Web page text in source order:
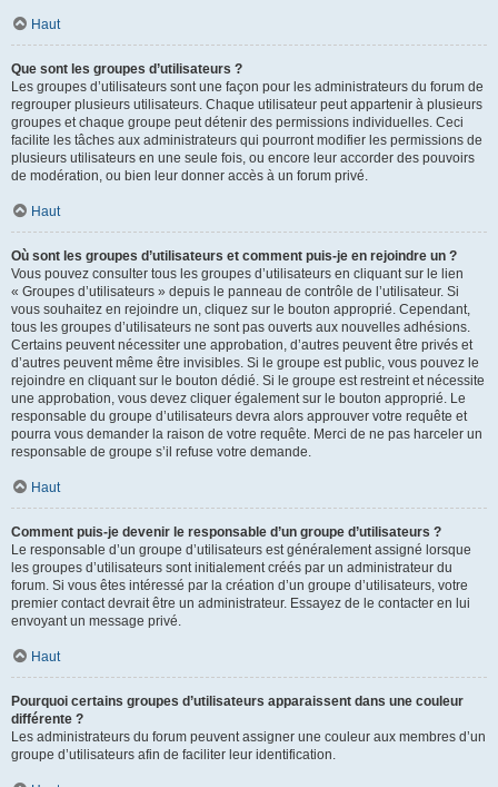
Haut
Que sont les groupes d’utilisateurs ?
Les groupes d’utilisateurs sont une façon pour les administrateurs du forum de
regrouper plusieurs utilisateurs. Chaque utilisateur peut appartenir à plusieurs
groupes et chaque groupe peut détenir des permissions individuelles. Ceci
facilite les tâches aux administrateurs qui pourront modifier les permissions de
plusieurs utilisateurs en une seule fois, ou encore leur accorder des pouvoirs
de modération, ou bien leur donner accès à un forum privé.
Haut
Où sont les groupes d’utilisateurs et comment puis-je en rejoindre un ?
Vous pouvez consulter tous les groupes d’utilisateurs en cliquant sur le lien
« Groupes d’utilisateurs » depuis le panneau de contrôle de l’utilisateur. Si
vous souhaitez en rejoindre un, cliquez sur le bouton approprié. Cependant,
tous les groupes d’utilisateurs ne sont pas ouverts aux nouvelles adhésions.
Certains peuvent nécessiter une approbation, d’autres peuvent être privés et
d’autres peuvent même être invisibles. Si le groupe est public, vous pouvez le
rejoindre en cliquant sur le bouton dédié. Si le groupe est restreint et nécessite
une approbation, vous devez cliquer également sur le bouton approprié. Le
responsable du groupe d’utilisateurs devra alors approuver votre requête et
pourra vous demander la raison de votre requête. Merci de ne pas harceler un
responsable de groupe s’il refuse votre demande.
Haut
Comment puis-je devenir le responsable d’un groupe d’utilisateurs ?
Le responsable d’un groupe d’utilisateurs est généralement assigné lorsque
les groupes d’utilisateurs sont initialement créés par un administrateur du
forum. Si vous êtes intéressé par la création d’un groupe d’utilisateurs, votre
premier contact devrait être un administrateur. Essayez de le contacter en lui
envoyant un message privé.
Haut
Pourquoi certains groupes d’utilisateurs apparaissent dans une couleur
différente ?
Les administrateurs du forum peuvent assigner une couleur aux membres d’un
groupe d’utilisateurs afin de faciliter leur identification.